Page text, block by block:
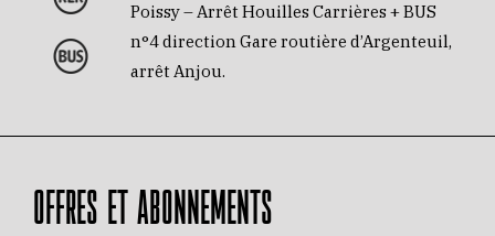
Poissy – Arrêt Houilles Carrières + BUS
n°4 direction Gare routière d’Argenteuil,
arrêt Anjou.
OFFRES ET ABONNEMENTS